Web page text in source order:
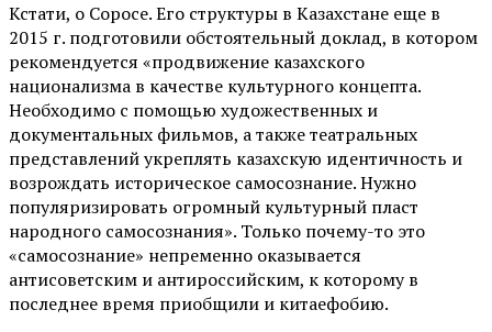
Кстати, о Соросе. Его структуры в Казахстане еще в
2015 г. подготовили обстоятельный доклад, в котором
рекомендуется «продвижение казахского
национализма в качестве культурного концепта.
Необходимо с помощью художественных и
документальных фильмов, а также театральных
представлений укреплять казахскую идентичность и
возрождать историческое самосознание. Нужно
популяризировать огромный культурный пласт
народного самосознания». Только почему-то это
«самосознание» непременно оказывается
антисоветским и антироссийским, к которому в
последнее время приобщили и китаефобию.